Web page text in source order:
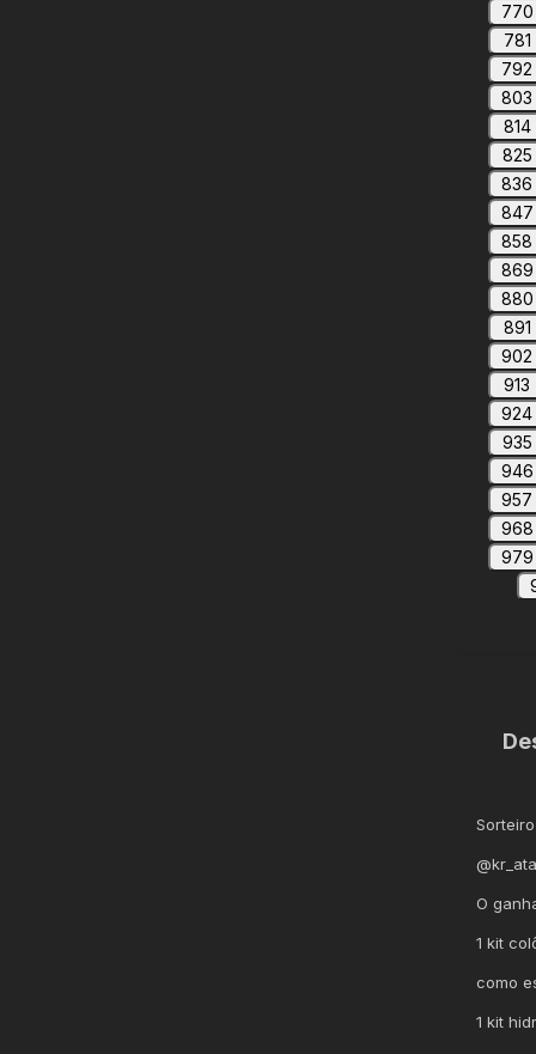
770
781
792
803
814
825
836
847
858
869
880
891
902
913
924
935
946
957
968
979
O
1 kit
como
1 kit